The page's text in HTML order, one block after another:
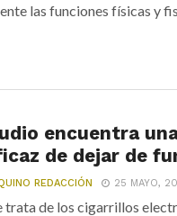
las funciones físicas y
encuentra
de dejar de
REDACCIÓN 25 MAYO,
trata de los cigarrillos